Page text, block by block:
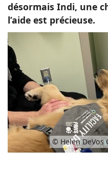
désormais Indi, une
l’aide est précieuse.
© Helen DeVos